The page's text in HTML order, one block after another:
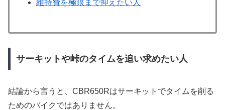
維持費を極限まで抑えたい人
サーキットや峠のタイムを追い求めたい人
結論から言うと、CBR650Rはサーキットでタイムを削る
ためのバイクではありません。